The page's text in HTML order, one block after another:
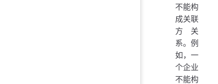
不能构
成关联
方关
系。例
如，一
个企业
不能构